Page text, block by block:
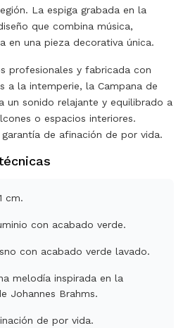
La espiga grabada en la
que combina música,
en una pieza decorativa única.
profesionales y fabricada con
a la intemperie, la Campana de
un sonido relajante y equilibrado a
o espacios interiores.
de afinación de por vida.
cm.
con acabado verde.
con acabado verde lavado.
melodía inspirada en la
Johannes Brahms.
de por vida.